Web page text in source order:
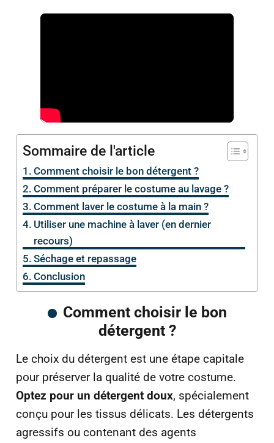
Sommaire de l'article
Comment choisir le bon détergent ?
Comment préparer le costume au lavage ?
Comment laver le costume à la main ?
Utiliser une machine à laver (en dernier
recours)
Séchage et repassage
Conclusion
Comment choisir le bon
détergent ?
Le choix du détergent est une étape capitale
pour préserver la qualité de votre costume.
Optez pour un détergent doux, spécialement
conçu pour les tissus délicats. Les détergents
agressifs ou contenant des agents